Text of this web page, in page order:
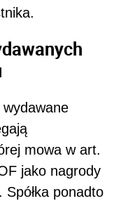
wydawane
mowa w art.
jako nagrody
ponadto